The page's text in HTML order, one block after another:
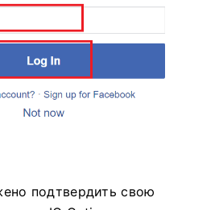
подтвердить свою